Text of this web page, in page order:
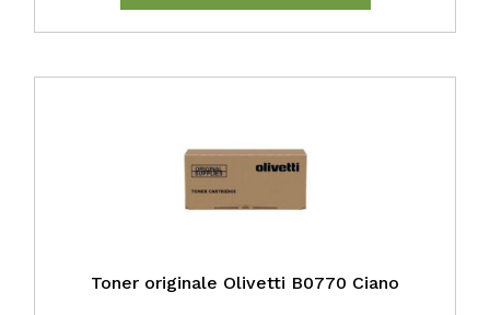
Toner originale Olivetti B0770 Ciano